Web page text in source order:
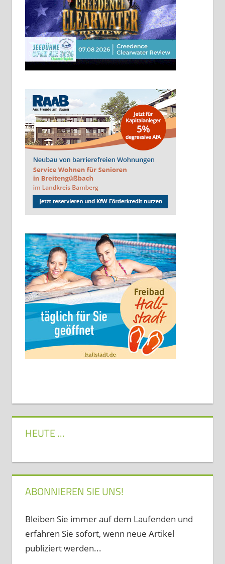
HEUTE …
ABONNIEREN SIE UNS!
Bleiben Sie immer auf dem Laufenden und
erfahren Sie sofort, wenn neue Artikel
publiziert werden...